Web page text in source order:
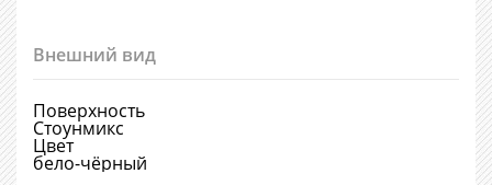
Внешний вид
Поверхность
Стоунмикс
Цвет
бело-чёрный